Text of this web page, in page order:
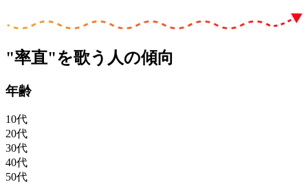
"率直"を歌う人の傾向
年齢
10代
20代
30代
40代
50代